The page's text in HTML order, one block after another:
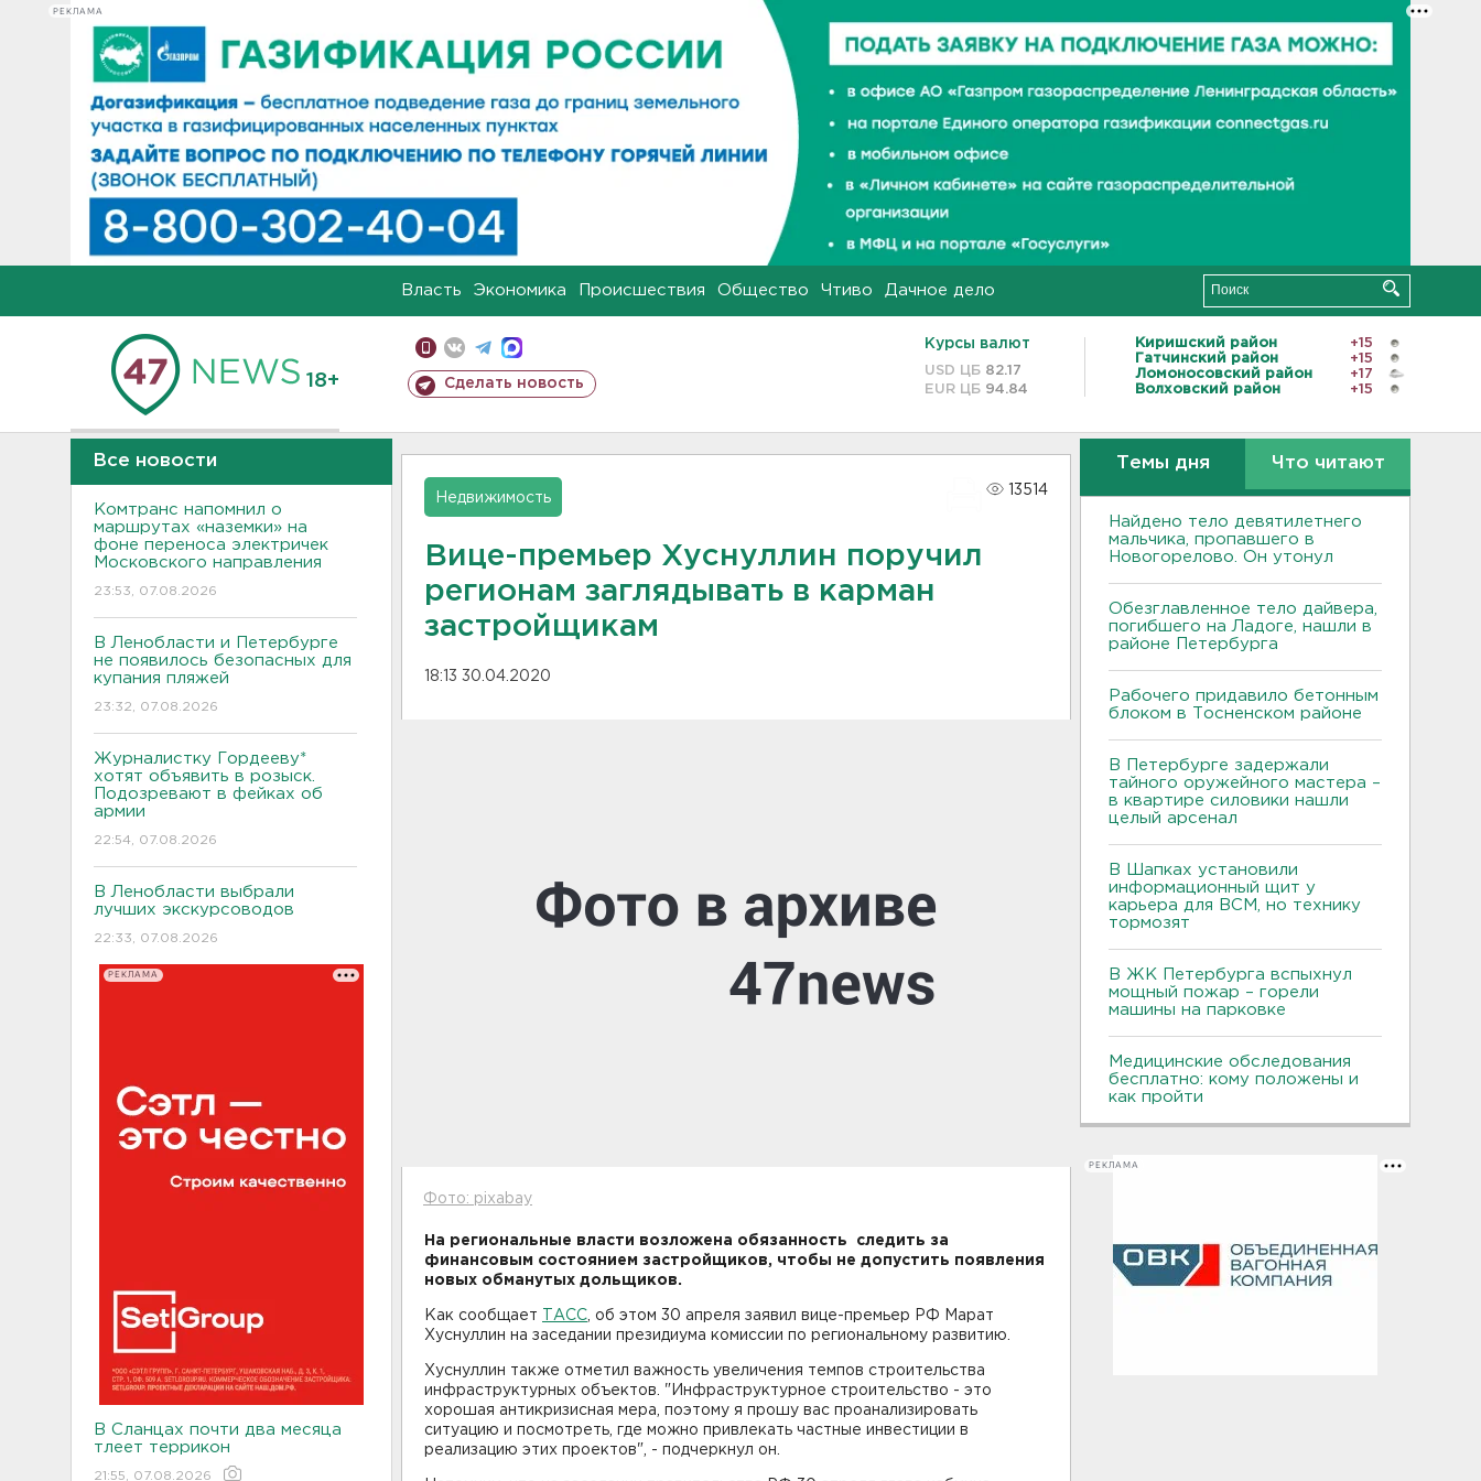
РЕКЛАМА
Власть Экономика Происшествия Общество Чтиво Дачное дело
18+ Сделать новость
Курсы валют
USD ЦБ 82.17
EUR ЦБ 94.84
Киришский район
+15
Гатчинский район
+15
Ломоносовский район
+17
Волховский район
+15
Все новости
Комтранс напомнил о
маршрутах «наземки» на
фоне переноса электричек
Московского направления
23:53, 07.08.2026
В Ленобласти и Петербурге
не появилось безопасных для
купания пляжей
23:32, 07.08.2026
Журналистку Гордееву*
хотят объявить в розыск.
Подозревают в фейках об
армии
22:54, 07.08.2026
В Ленобласти выбрали
лучших экскурсоводов
22:33, 07.08.2026
РЕКЛАМА
В Сланцах почти два месяца
тлеет террикон
21:55, 07.08.2026
Недвижимость
13514
Вице-премьер Хуснуллин поручил
регионам заглядывать в карман
застройщикам
18:13 30.04.2020
Фото: pixabay
На региональные власти возложена обязанность следить за
финансовым состоянием застройщиков, чтобы не допустить появления
новых обманутых дольщиков.
Как сообщает ТАСС , об этом 30 апреля заявил вице-премьер РФ Марат
Хуснуллин на заседании президиума комиссии по региональному развитию.
Хуснуллин также отметил важность увеличения темпов строительства
инфраструктурных объектов. "Инфраструктурное строительство - это
хорошая антикризисная мера, поэтому я прошу вас проанализировать
ситуацию и посмотреть, где можно привлекать частные инвестиции в
реализацию этих проектов", - подчеркнул он.
Темы дня Что читают
Найдено тело девятилетнего
мальчика, пропавшего в
Новогорелово. Он утонул
Обезглавленное тело дайвера,
погибшего на Ладоге, нашли в
районе Петербурга
Рабочего придавило бетонным
блоком в Тосненском районе
В Петербурге задержали
тайного оружейного мастера –
в квартире силовики нашли
целый арсенал
В Шапках установили
информационный щит у
карьера для ВСМ, но технику
тормозят
В ЖК Петербурга вспыхнул
мощный пожар – горели
машины на парковке
Медицинские обследования
бесплатно: кому положены и
как пройти
РЕКЛАМА